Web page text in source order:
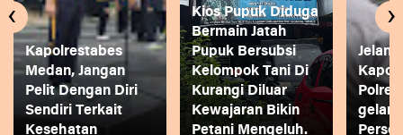
Kapolrestabes
Medan, Jangan
Pelit Dengan Diri
Sendiri Terkait
Kesehatan
Kios Pupuk Diduga
Bermain Jatah
Pupuk Bersubsi
Kelompok Tani Di
Kurangi Diluar
Kewajaran Bikin
Petani Mengeluh.
gelar
‹ ›